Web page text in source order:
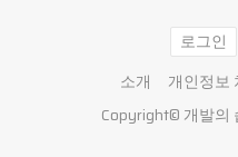
로그인
소개
개인정보
Copyright© 개발의